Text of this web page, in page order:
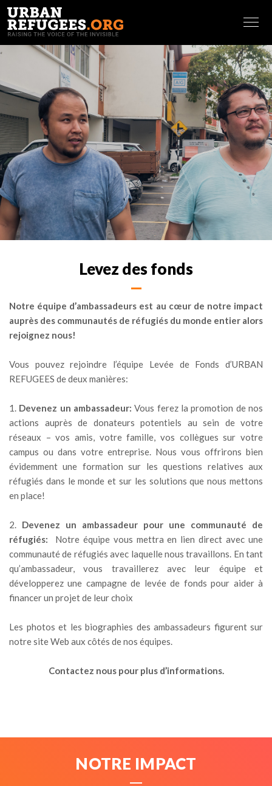
FRANÇAIS
Levez des fonds
Notre équipe d’ambassadeurs est au cœur de notre impact
auprès des communautés de réfugiés du monde entier alors
rejoignez nous!
Vous pouvez rejoindre l’équipe Levée de Fonds d’URBAN
REFUGEES de deux manières:
1. Devenez un ambassadeur: Vous ferez la promotion de nos
actions auprès de donateurs potentiels au sein de votre
réseaux – vos amis, votre famille, vos collègues sur votre
campus ou dans votre entreprise. Nous vous offrirons bien
évidemment une formation sur les questions relatives aux
réfugiés dans le monde et sur les solutions que nous mettons
en place!
2. Devenez un ambassadeur pour une communauté de
réfugiés: Notre équipe vous mettra en lien direct avec une
communauté de réfugiés avec laquelle nous travaillons. En tant
qu’ambassadeur, vous travaillerez avec leur équipe et
développerez une campagne de levée de fonds pour aider à
financer un projet de leur choix
Les photos et les biographies des ambassadeurs figurent sur
notre site Web aux côtés de nos équipes.
Contactez nous pour plus d’informations.
NOTRE IMPACT